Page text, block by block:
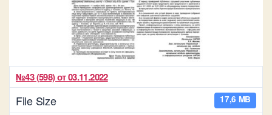
№43 (598) от 03.11.2022
File Size 17,6 MB